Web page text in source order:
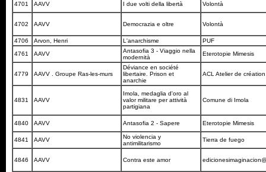
4701 AAVV I due volti della libertà Volontà
4702 AAVV Democrazia e oltre Volontà
4706 Arvon, Henri L'anarchisme
PUF
4761
AAVV
Antasofia 3 - Viaggio nella
modernità
Eterotopie Mimesis
4779 AAVV . Groupe Ras-les-murs
Déviance en société
libertaire. Prison et
anarchie
ACL Atelier de
4831 AAVV
Imola, medaglia d'oro al
valor militare per attività
partigiana
Comune di Imola
4840 AAVV Antasofia 2 - Sapere Eterotopie Mimesis
4841 AAVV
No violencia y
antimilitarismo
Tierra de fuego
4846 AAVV Contra este amor